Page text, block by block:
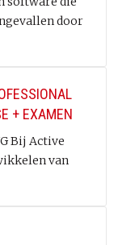
door
+ EXAMEN
Bij Active
van